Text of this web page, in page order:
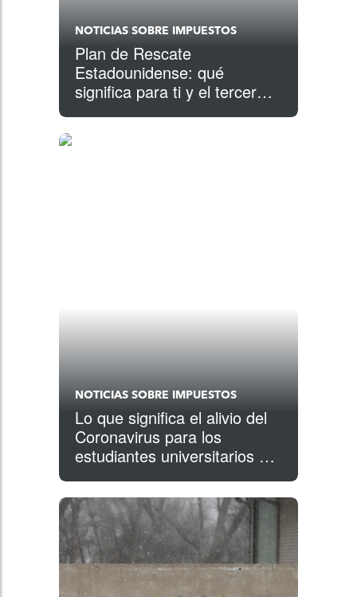
NOTICIAS SOBRE IMPUESTOS
Plan de Rescate
Estadounidense: qué
significa para ti y el tercer
NOTICIAS SOBRE IMPUESTOS
Lo que significa el alivio del
Coronavirus para los
estudiantes universitarios y